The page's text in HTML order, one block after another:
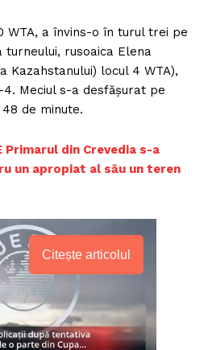
WTA, a învins-o în turul trei pe
rusoaica Elena
Kazahstanului) locul 4 WTA),
Meciul s-a desfășurat pe
de minute.
Primarul din Crevedia s-a
un apropiat al său un teren
Citește articolul